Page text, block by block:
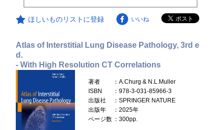
ほしいものリストに登録 いいね
Atlas of Interstitial Lung Disease Pathology, 3rd e
d.
- With High Resolution CT Correlations
著者
：A.Churg & N.L.Muller
ISBN
：978-3-031-85966-3
出版社
：SPRINGER NATURE
出版年
：2025年
ページ数 ：300pp.